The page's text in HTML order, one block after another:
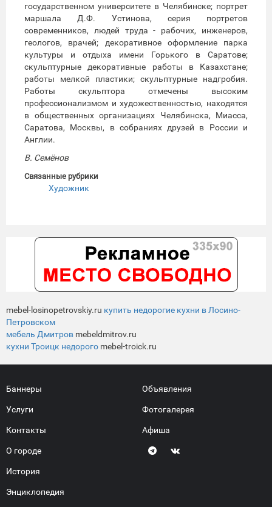
государственном университете в Челябинске; портрет
маршала Д.Ф. Устинова, серия портретов
современников, людей труда - рабочих, инженеров,
геологов, врачей; декоративное оформление парка
культуры и отдыха имени Горького в Саратове;
скульптурные декоративные работы в Казахстане;
работы мелкой пластики; скульптурные надгробия.
Работы скульптора отмечены высоким
профессионализмом и художественностью, находятся
в общественных организациях Челябинска, Миасса,
Саратова, Москвы, в собраниях друзей в России и
Англии.
В. Семёнов
Связанные рубрики
Художник
mebel-losinopetrovskiy.ru купить недорогие кухни в Лосино-
Петровском
мебель Дмитров mebeldmitrov.ru
кухни Троицк недорого mebel-troick.ru
Баннеры
Услуги
Контакты
О городе
История
Энциклопедия
Объявления
Фотогалерея
Афиша